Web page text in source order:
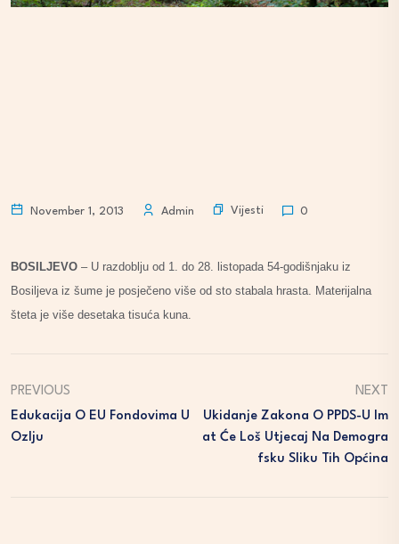
November 1, 2013 Admin Vijesti 0
BOSILJEVO – U razdoblju od 1. do 28. listopada 54-godišnjaku iz
Bosiljeva iz šume je posječeno više od sto stabala hrasta. Materijalna
šteta je više desetaka tisuća kuna.
PREVIOUS
Edukacija O EU Fondovima U
Ozlju
NEXT
Ukidanje Zakona O PPDS-U Im
At Će Loš Utjecaj Na Demogra
Fsku Sliku Tih Općina